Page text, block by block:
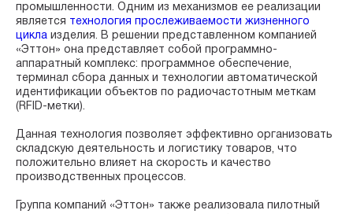
промышленности. Одним из механизмов ее реализации
является технология прослеживаемости жизненного
цикла изделия. В решении представленном компанией
«Эттон» она представляет собой программно-
аппаратный комплекс: программное обеспечение,
терминал сбора данных и технологии автоматической
идентификации объектов по радиочастотным меткам
(RFID-метки).
Данная технология позволяет эффективно организовать
складскую деятельность и логистику товаров, что
положительно влияет на скорость и качество
производственных процессов.
Группа компаний «Эттон» также реализовала пилотный